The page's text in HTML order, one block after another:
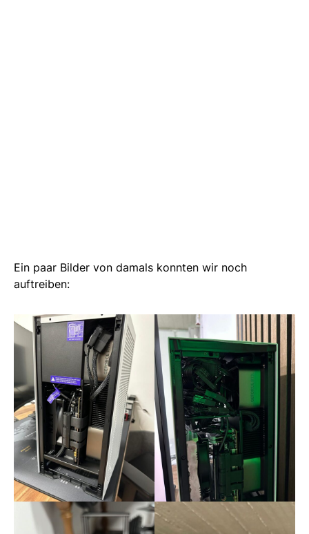
Ein paar Bilder von damals konnten wir noch
auftreiben: